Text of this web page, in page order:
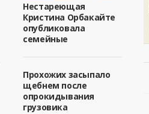
Нестареющая
Кристина Орбакайте
опубликовала
семейные
Прохожих засыпало
щебнем после
опрокидывания
грузовика